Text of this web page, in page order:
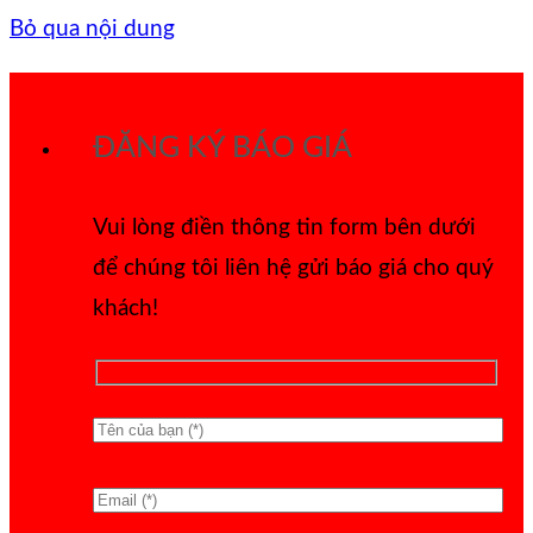
Bỏ qua nội dung
ĐĂNG KÝ BÁO GIÁ
Vui lòng điền thông tin form bên dưới
để chúng tôi liên hệ gửi báo giá cho quý
khách!